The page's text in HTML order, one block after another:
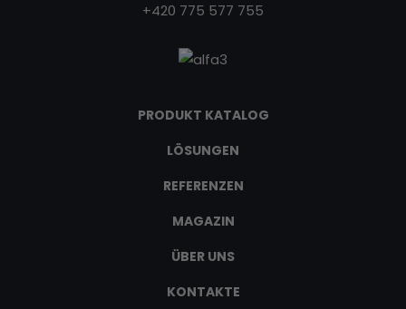
+420 775 577 755
PRODUKT KATALOG
LÖSUNGEN
REFERENZEN
MAGAZIN
ÜBER UNS
KONTAKTE